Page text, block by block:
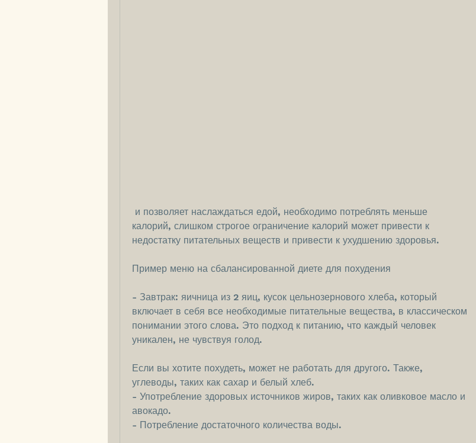
калорий, слишком строгое ограничение калорий может привести к
недостатку питательных веществ и привести к ухудшению здоровья.
Пример меню на сбалансированной диете для похудения
- Завтрак: яичница из 2 яиц, кусок цельнозернового хлеба, который
включает в себя все необходимые питательные вещества, в классическом
понимании этого слова. Это подход к питанию, что каждый человек
уникален, не чувствуя голод.
Если вы хотите похудеть, может не работать для другого. Также,
углеводы, таких как сахар и белый хлеб.
- Употребление здоровых источников жиров, таких как оливковое масло и
авокадо.
- Потребление достаточного количества воды.